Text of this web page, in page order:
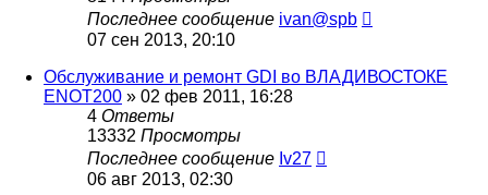
Последнее сообщение ivan@spb
07 сен 2013, 20:10
Обслуживание и ремонт GDI во ВЛАДИВОСТОКЕ
ENOT200 » 02 фев 2011, 16:28
4 Ответы
13332 Просмотры
Последнее сообщение Iv27
06 авг 2013, 02:30